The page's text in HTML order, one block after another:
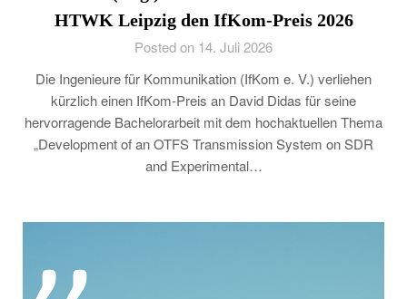
HTWK Leipzig den IfKom-Preis 2026
Posted on 14. Juli 2026
Die Ingenieure für Kommunikation (IfKom e. V.) verliehen
kürzlich einen IfKom-Preis an David Didas für seine
hervorragende Bachelorarbeit mit dem hochaktuellen Thema
„Development of an OTFS Transmission System on SDR
and Experimental…